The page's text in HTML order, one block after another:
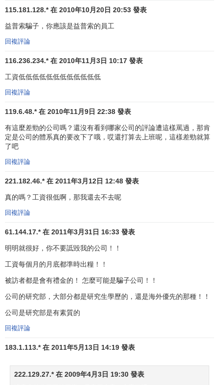
115.181.128.* 在 2010年10月20日 20:53 發表
益普索騙子，你應該是益普索的員工
回複評論
116.236.234.* 在 2010年11月3日 10:17 發表
工資低低低低低低低低低低低低
回複評論
119.6.48.* 在 2010年11月9日 22:38 發表
有這麼差勁的公司嗎？還沒有看到哪家公司的評論遭這樣罵過，那肯
定是公司的體系真的要改下了哦，哎還打算去上班呢，這樣差勁就算
了吧
回複評論
221.182.46.* 在 2011年3月12日 12:48 發表
真的嗎？工資很低啊，那我還去不去呢
回複評論
61.144.17.* 在 2011年3月31日 16:33 發表
明明就很好，你不要詆毀我的公司！！
工資每個月的月底都準時出糧！！
被訪者都是會有禮金的！ 怎麼可能是騙子公司！！
公司的研究部，大部分都是研究生學歷的，還是海外優先的那種！！
公司是研究部是有素質的
回複評論
183.1.113.* 在 2011年5月13日 14:19 發表
222.129.27.* 在 2009年4月3日 19:30 發表